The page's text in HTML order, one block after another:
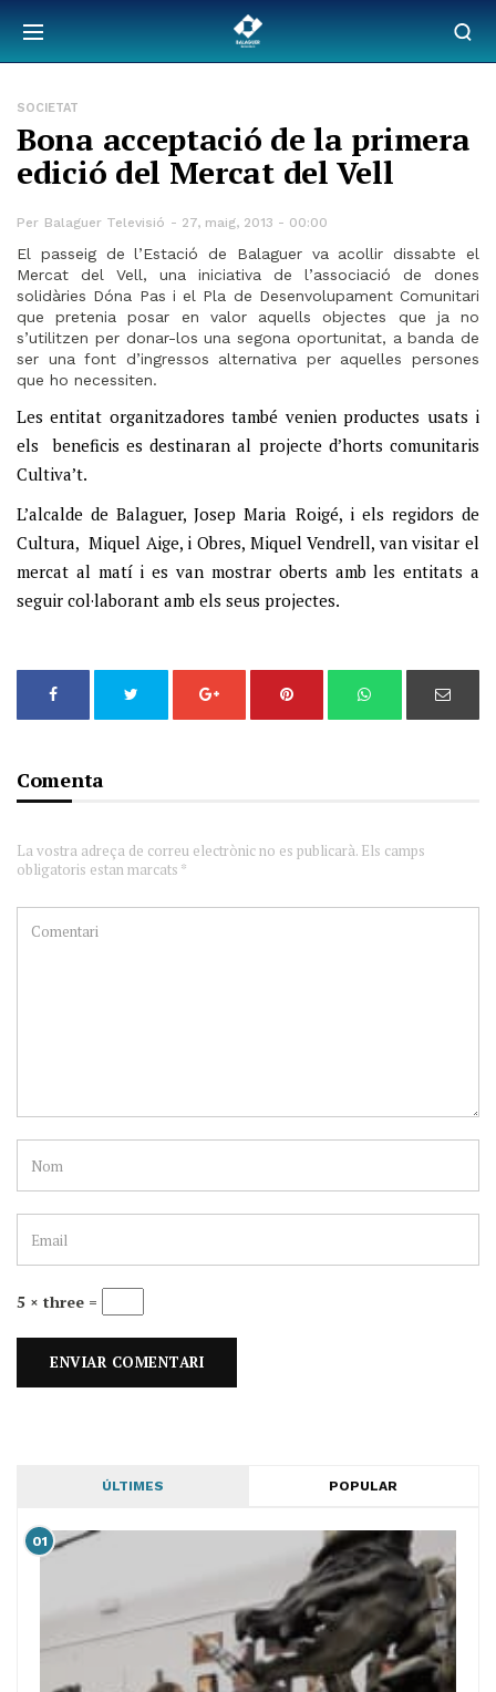
SOCIETAT
Bona acceptació de la primera
edició del Mercat del Vell
Per Balaguer Televisió 27, maig, 2013 - 00:00
El passeig de l’Estació de Balaguer va acollir dissabte el
Mercat del Vell, una iniciativa de l’associació de dones
solidàries Dóna Pas i el Pla de Desenvolupament Comunitari
que pretenia posar en valor aquells objectes que ja no
s’utilitzen per donar-los una segona oportunitat, a banda de
ser una font d’ingressos alternativa per aquelles persones
que ho necessiten.
Les entitat organitzadores també venien productes usats i
els beneficis es destinaran al projecte d’horts comunitaris
Cultiva’t.
L’alcalde de Balaguer, Josep Maria Roigé, i els regidors de
Cultura, Miquel Aige, i Obres, Miquel Vendrell, van visitar el
mercat al matí i es van mostrar oberts amb les entitats a
seguir col·laborant amb els seus projectes.
Comenta
La vostra adreça de correu electrònic no es publicarà. Els camps
obligatoris estan marcats *
5 × three =
ÚLTIMES POPULAR
01